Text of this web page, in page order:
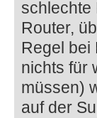
schlechte
Router,
Regel bei
nichts für
müssen)
auf der